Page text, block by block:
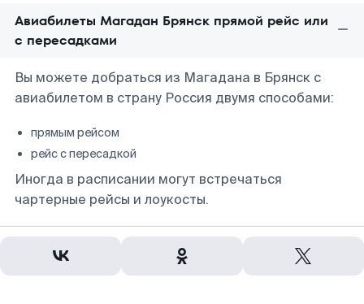
Авиабилеты Магадан Брянск прямой рейс или
с пересадками
Вы можете добраться из Магадана в Брянск с
авиабилетом в страну Россия двумя способами:
прямым рейсом
рейс с пересадкой
Иногда в расписании могут встречаться
чартерные рейсы и лоукосты.